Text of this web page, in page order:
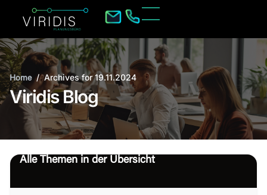
Home/Archives for 19.11.2024
Viridis Blog
Alle Themen in der Übersicht